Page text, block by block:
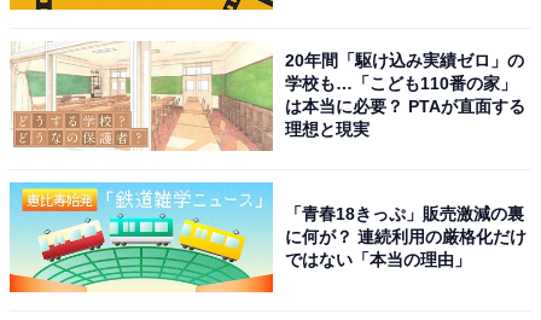
外壁にも女の子たちが登場
まざまな文化が織りなすキュートな友情を感じてほし
い、とビビさんはいいます。
20年間「駆け込み実績ゼロ」の
学校も…「こども110番の家」
は本当に必要？ PTAが直面する
理想と現実
「青春18きっぷ」販売激減の裏
に何が？ 連続利用の厳格化だけ
ではない「本当の理由」